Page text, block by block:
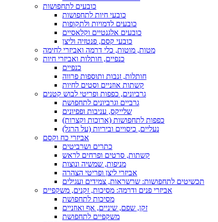
כובעים לתחפושות
כובעי חיות לתחפושות
כובעים לדמויות ולתקופות
כובעים אלגנטיים וקלאסיים
כובעי קסם, פנטזיה וליצן
מטות, מוטות, כלי דרמה ואביזרי לחימה
כנפיים, חותלות ואביזרי חיות
כנפיים
חותלות, זנבות ותוספות פרווה
קשתות אוזניים וסטים לחיות
גרביונים, כפפות ופריטי לבוש קטנים
גרביים וגרביונים לתחפושת
שלייקס, עניבות ופפיונים
כפפות לתחפושות (ארוכות וקצרות)
נעליים, כיסויים וביריות (על הרגל)
אביזרי כח וקסם
כתרים ושרביטים
קשתות, סרטים ופרחים לראש
מניפות, שמשיה ונוצות
אביזרי ליצן ופריטי הצהרה
תכשיטים לתחפושות: שרשראות, צמידים ועגילים
אביזרי פנים ודרמה: מסיכות, זקנים, משקפיים
מסיכות לתחפושת
זקן, שפם, שיניים, אף ואוזניים
משקפיים לתחפושת